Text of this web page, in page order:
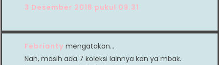
3 Desember 2018 pukul 09.31
Febrianty mengatakan…
Nah, masih ada 7 koleksi lainnya kan ya mbak.